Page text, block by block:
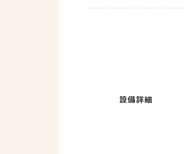
設備詳細